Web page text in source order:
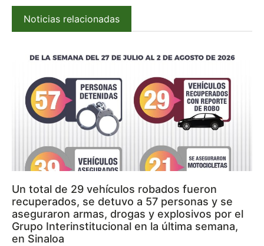
Noticias relacionadas
Un total de 29 vehículos robados fueron
recuperados, se detuvo a 57 personas y se
aseguraron armas, drogas y explosivos por el
Grupo Interinstitucional en la última semana,
en Sinaloa